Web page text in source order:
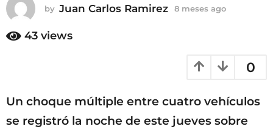
by Juan Carlos Ramirez 8 meses ago
s
o
43 views
0
Un choque múltiple entre cuatro vehículos
se registró la noche de este jueves sobre